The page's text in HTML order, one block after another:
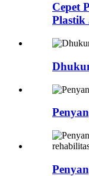
Cepet
Plastik